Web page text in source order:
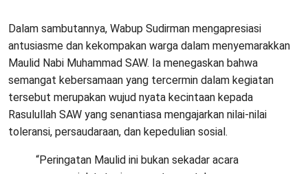
Dalam sambutannya, Wabup Sudirman mengapresiasi
antusiasme dan kekompakan warga dalam menyemarakkan
Maulid Nabi Muhammad SAW. Ia menegaskan bahwa
semangat kebersamaan yang tercermin dalam kegiatan
tersebut merupakan wujud nyata kecintaan kepada
Rasulullah SAW yang senantiasa mengajarkan nilai-nilai
toleransi, persaudaraan, dan kepedulian sosial.
“Peringatan Maulid ini bukan sekadar acara